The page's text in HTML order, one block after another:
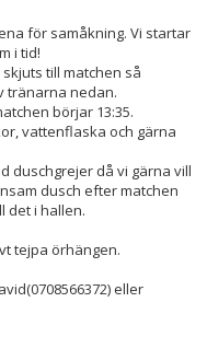
för samåkning. Vi startar
i tid!
till matchen så
tränarna nedan.
börjar 13:35.
vattenflaska och gärna
duschgrejer då vi gärna vill
dusch efter matchen
det i hallen.
tejpa örhängen.
eller